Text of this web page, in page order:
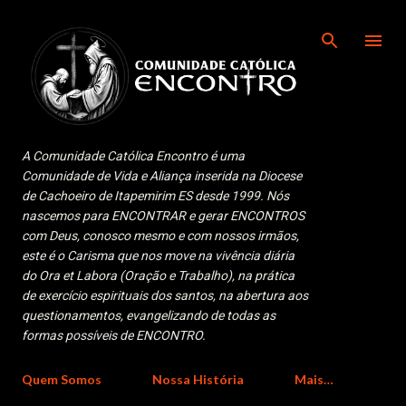
A Comunidade Católica Encontro é uma
Comunidade de Vida e Aliança inserida na Diocese
de Cachoeiro de Itapemirim ES desde 1999. Nós
nascemos para ENCONTRAR e gerar ENCONTROS
com Deus, conosco mesmo e com nossos irmãos,
este é o Carisma que nos move na vivência diária
do Ora et Labora (Oração e Trabalho), na prática
de exercício espirituais dos santos, na abertura aos
questionamentos, evangelizando de todas as
formas possíveis de ENCONTRO.
Quem Somos Nossa História Mais…